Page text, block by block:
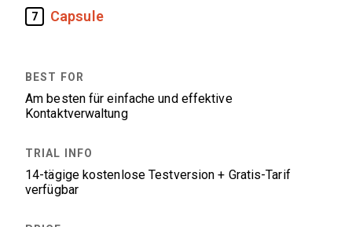
7 Capsule
Am besten für einfache und effektive
Kontaktverwaltung
14-tägige kostenlose Testversion + Gratis-Tarif
verfügbar